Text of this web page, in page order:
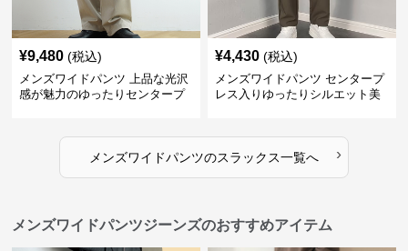
¥9,480 (税込)
メンズワイドパンツ 上品な光沢
感が魅力のゆったりセンタープ
¥4,430 (税込)
メンズワイドパンツ センタープ
レス入りゆったりシルエット美
メンズワイドパンツのスラックス一覧へ ›
メンズワイドパンツジーンズのおすすめアイテム